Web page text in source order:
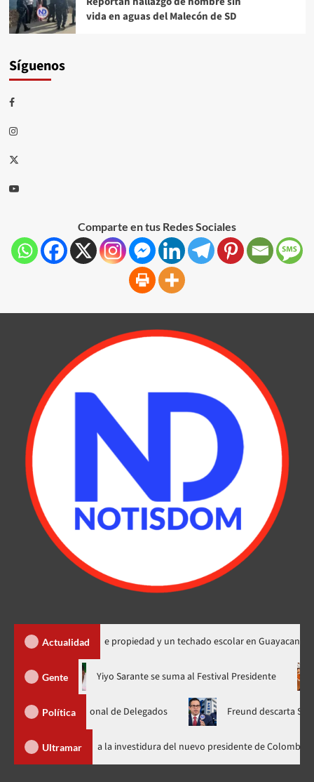
vida en aguas del Malecón de SD
Síguenos
Comparte en tus Redes Sociales
Actualidad
450 títulos de propiedad y un techado escolar en Guayacanal
Gente
en nuevo horario Yiyo Sarante se suma al Festival
Política
Nacional de Delegados Freund descarta Secretaría
Ultramar
Abinader llega a Cali para asistir a la investidura del nuevo presidente